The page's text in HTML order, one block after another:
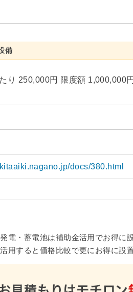
備
り 250,000円 限度額 1,000,000円
docs/380.html
電・蓄電池は補助金活用でお得に
用すると価格比較で更にお得に設